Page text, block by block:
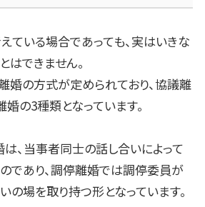
ている場合であっても、実はいきな
はできません。
婚の方式が定められており、協議離
婚の3種類となっています。
、当事者同士の話し合いによって
であり、調停離婚では調停委員が
の場を取り持つ形となっています。